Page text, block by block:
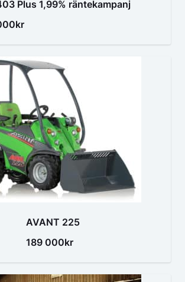
Plus 1,99% räntekampanj
AVANT 225
189 000kr